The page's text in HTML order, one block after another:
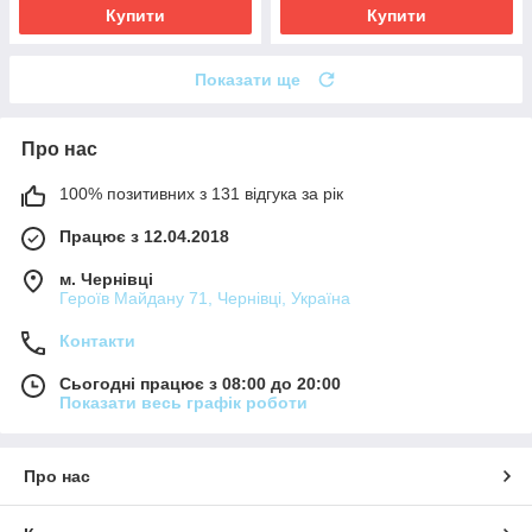
Купити Купити
Показати ще
Про нас
100% позитивних з 131 відгука за рік
Працює з 12.04.2018
м. Чернівці
Героїв Майдану 71, Чернівці, Україна
Контакти
Сьогодні працює з 08:00 до 20:00
Показати весь графік роботи
Про нас